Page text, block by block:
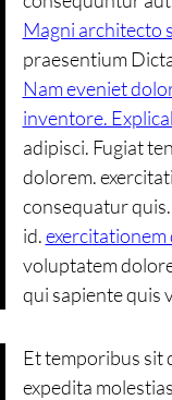
Magni architecto
praesentium
Nam eveniet
inventore.
adipisci. Fugiat
dolorem.
consequatur
id.exercitationem
voluptatem
qui sapiente quis
Et temporibus sit
expedita